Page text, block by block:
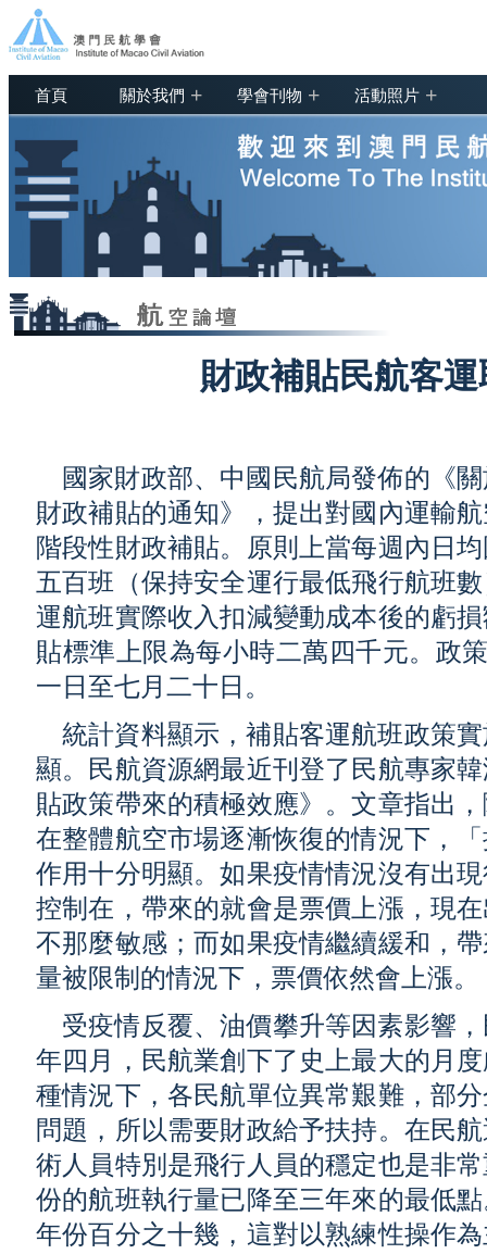
首頁 關於我們 + 學會刊物 + 活動照片 +
財政補貼民航客
國家財政部、中國民航局發佈的《
財政補貼的通知》，提出對國內運輸
階段性財政補貼。原則上當每週內日
五百班（保持安全運行最低飛行航班
運航班實際收入扣減變動成本後的虧
貼標準上限為每小時二萬四千元。政
一日至七月二十日。
統計資料顯示，補貼客運航班政策
顯。民航資源網最近刊登了民航專家
貼政策帶來的積極效應》。文章指出
在整體航空市場逐漸恢復的情況下，
作用十分明顯。如果疫情情況沒有出
控制在，帶來的就會是票價上漲，現
不那麼敏感；而如果疫情繼續緩和，
量被限制的情況下，票價依然會上漲。
受疫情反覆、油價攀升等因素影響
年四月，民航業創下了史上最大的月
種情況下，各民航單位異常艱難，部
問題，所以需要財政給予扶持。在民
術人員特別是飛行人員的穩定也是非
份的航班執行量已降至三年來的最低
年份百分之十幾，這對以熟練性操作